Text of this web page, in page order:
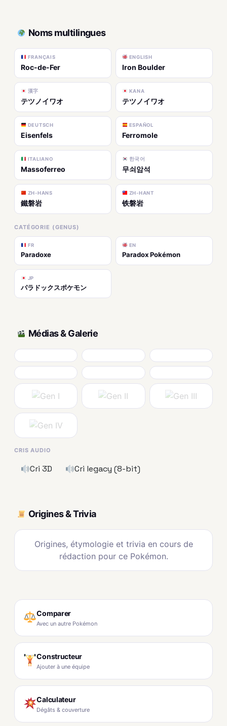
Noms multilingues
FRANÇAIS
Roc-de-Fer
ENGLISH
Iron Boulder
漢字
テツノイワオ
KANA
テツノイワオ
DEUTSCH
Eisenfels
ESPAÑOL
Ferromole
ITALIANO
Massoferreo
한국어
무쇠암석
ZH-HANS
鐵磐岩
ZH-HANT
铁磐岩
CATÉGORIE (GENUS)
FR
Paradoxe
EN
Paradox Pokémon
JP
パラドックスポケモン
Médias & Galerie
CRIS AUDIO
Cri 3D Cri legacy (8-bit)
Origines & Trivia
Origines, étymologie et trivia en cours de
rédaction pour ce Pokémon.
Comparer
Avec un autre Pokémon
Constructeur
Ajouter à une équipe
Calculateur
Dégâts & couverture